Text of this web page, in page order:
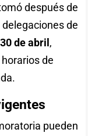
después de
de
30 de abril,
de
pueden